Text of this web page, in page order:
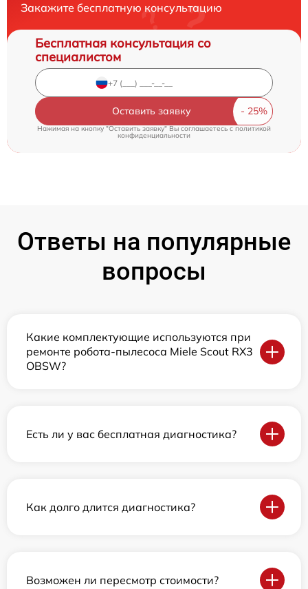
Закажите бесплатную консультацию
Бесплатная консультация со
специалистом
Оставить заявку
Нажимая на кнопку "Оставить заявку" Вы соглашаетесь cполитикой
конфиденциальности
Ответы на популярные
вопросы
Какие комплектующие используются при
ремонте робота-пылесоса Miele Scout RX3
OBSW?
Есть ли у вас бесплатная диагностика?
Как долго длится диагностика?
Возможен ли пересмотр стоимости?